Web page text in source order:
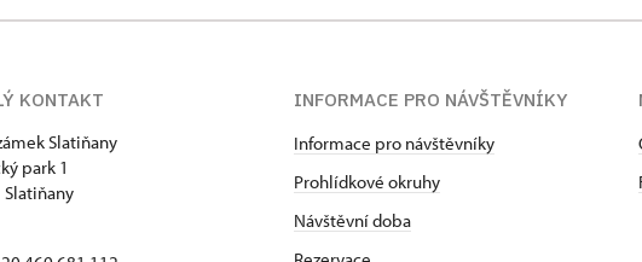
KONTAKT
Slatiňany
park 1
Slatiňany
INFORMACE PRO NÁVŠTĚVNÍKY
Informace pro návštěvníky
Prohlídkové okruhy
Návštěvní doba